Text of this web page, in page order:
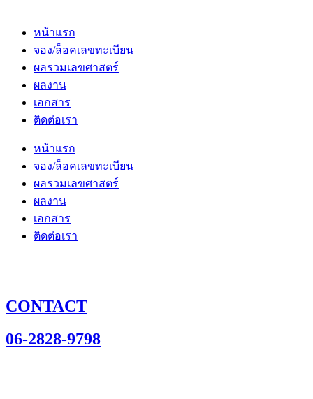
หน้าแรก
จอง/ล็อคเลขทะเบียน
ผลรวมเลขศาสตร์
ผลงาน
เอกสาร
ติดต่อเรา
หน้าแรก
จอง/ล็อคเลขทะเบียน
ผลรวมเลขศาสตร์
ผลงาน
เอกสาร
ติดต่อเรา
CONTACT
06-2828-9798